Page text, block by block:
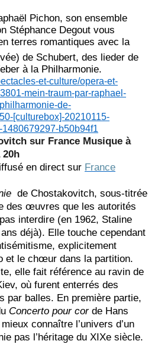
Pichon, son ensemble
Stéphance Degout vous
terres romantiques avec la
de Schubert, des lieder de
à la Philharmonie.
et-culture/opera-et-
mein-traum-par-raphael-
de-
[culturebox]-20210115-
b50b94f1
sur France Musique à
en direct sur France
de Chostakovitch, sous-titrée
des œuvres que les autorités
interdire (en 1962, Staline
déjà). Elle touche cependant
explicitement
et le chœur dans la partition.
elle fait référence au ravin de
où furent enterrés des
par balles. En première partie,
Concerto pour corde Hans
connaître l’univers d’un
pas l’héritage du XIXe siècle.